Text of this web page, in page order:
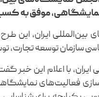
موفق به کسب
ایران، این
سازمان توسعه تجارت،
با اعلام این خبر
فعالیت‌های